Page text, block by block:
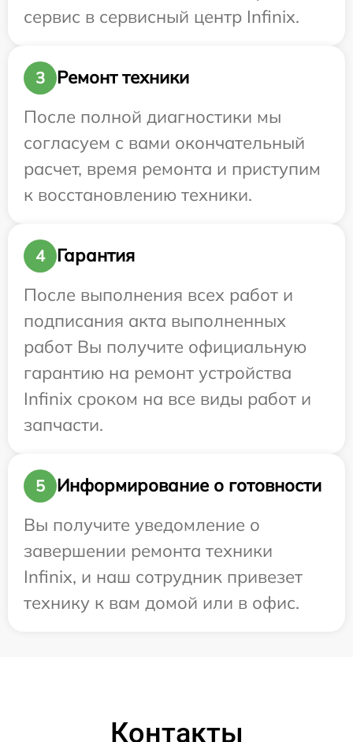
сервис в сервисный центр Infinix.
3
Ремонт техники
После полной диагностики мы
согласуем с вами окончательный
расчет, время ремонта и приступим
к восстановлению техники.
4
Гарантия
После выполнения всех работ и
подписания акта выполненных
работ Вы получите официальную
гарантию на ремонт устройства
Infinix сроком на все виды работ и
запчасти.
5
Информирование о готовности
Вы получите уведомление о
завершении ремонта техники
Infinix, и наш сотрудник привезет
технику к вам домой или в офис.
Контакты